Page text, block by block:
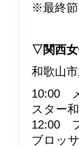
※最終節
▽関西女
和歌山
10:00
スター
12:00
ブロッ